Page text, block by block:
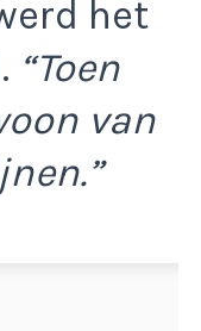
het
“Toen
van